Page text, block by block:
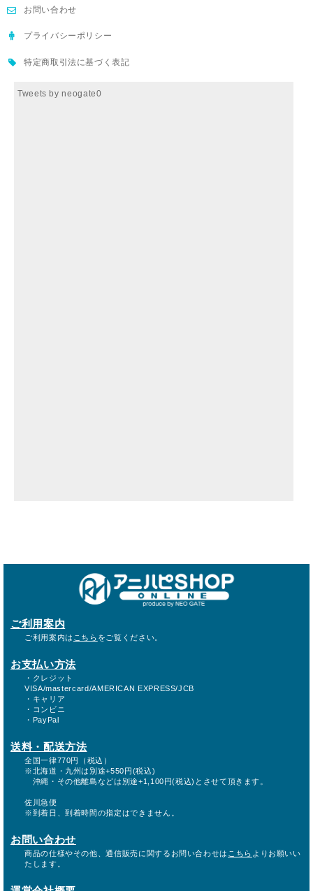
お問い合わせ
プライバシーポリシー
特定商取引法に基づく表記
Tweets by neogate0
ご利用案内
ご利用案内は こちら をご覧ください。
お支払い方法
・クレジット
VISA/mastercard/AMERICAN EXPRESS/JCB
・キャリア
・コンビニ
・PayPal
送料・配送方法
全国一律770円（税込）
※北海道・九州は別途+550円(税込)
沖縄・その他離島などは別途+1,100円(税込)とさせて頂きます。
佐川急便
※到着日、到着時間の指定はできません。
お問い合わせ
商品の仕様やその他、通信販売に関するお問い合わせは こちら よりお願いい
たします。